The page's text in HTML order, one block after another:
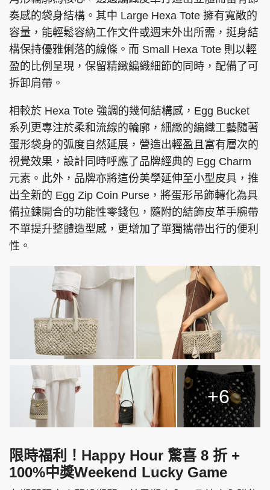
奏感的袋身結構。其中 Large Hexa Tote 擁有寬敞的
容量，能輕鬆容納工作文件或週末外出所需，挺身結
構保持優雅俐落的線條。而 Small Hexa Tote 則以輕
盈的比例呈現，保留精緻編織細節的同時，配備了可
拆卸肩帶。
相較於 Hexa Tote 強調的幾何結構感，Egg Bucket
系列更專注於柔和流線的輪廓，細緻的編織工藝隨著
蛋形袋身的弧度自然延展，營造出輕盈且富有層次的
視覺效果，設計同時呼應了品牌經典的 Egg Charm
元素。此外，品牌亦將這份美學延伸至小型皮具，推
出全新的 Egg Zip Coin Purse，將蛋形吊飾轉化為具
備拉鍊開合的功能性零錢包，隨附的結飾皮革手腕帶
不單提升整體造型感，更增加了單獨攜帶出行的便利
性。
+6
限時福利！Happy Hour 驚喜 8 折 +
100%中獎Weekend Lucky Game